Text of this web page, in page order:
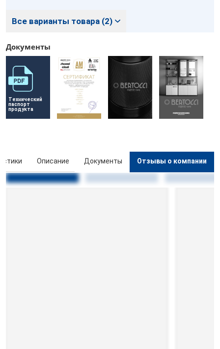
Все варианты товара (2)
Документы
Технический
паспорт
продукта
Описание Документы Отзывы о компании